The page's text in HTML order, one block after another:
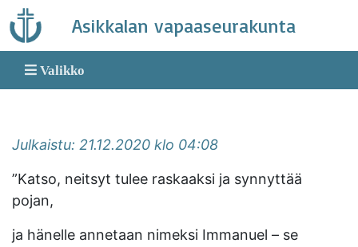
Skip
to
content
Asikkalan vapaaseurakunta
Valikko
Julkaistu: 21.12.2020 klo 04:08
”Katso, neitsyt tulee raskaaksi ja synnyttää
pojan,
ja hänelle annetaan nimeksi Immanuel – se